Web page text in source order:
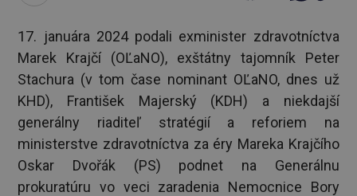
17. januára 2024 podali exminister zdravotníctva
Marek Krajčí (OĽaNO), exštátny tajomník Peter
Stachura (v tom čase nominant OĽaNO, dnes už
KHD), František Majerský (KDH) a niekdajší
generálny riaditeľ stratégií a reforiem na
ministerstve zdravotníctva za éry Mareka Krajčího
Oskar Dvořák (PS) podnet na Generálnu
prokuratúru vo veci zaradenia Nemocnice Bory